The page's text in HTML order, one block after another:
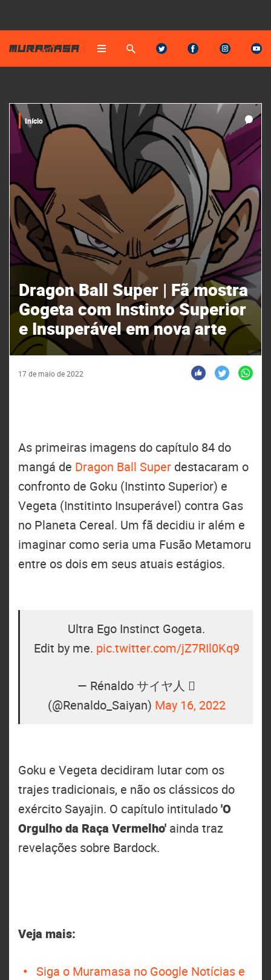
Início
Dragon Ball Super | Fã mostra
Gogeta com Instinto Superior
e Insuperável em nova arte
17 de maio de 2022
As primeiras imagens do capítulo 84 do
mangá de Dragon Ball Super destacaram o
confronto de Goku (Instinto Superior) e
Vegeta (Institinto Insuperável) contra Gas
no Planeta Cereal. Um fã decidiu ir além e
imaginar como seria uma Fusão Metamoru
entre os dois em seus atuais estágios.
Ultra Ego Instinct Gogeta.
Edit by me. pic.twitter.com/jZ7RIl0Kq9
— Rénaldo サイヤ人 
(@Renaldo_Saiyan) May 16, 2022
Goku e Vegeta decidiram lutar com os
trajes tradicionais, e não os clássicos do
exército Sayajin. O capítulo intitulado'O
Orgulho da Raça Vermelho' ainda traz
revelações sobre Bardock.
Veja mais:
Siga o Muramasa no Google Notícias e